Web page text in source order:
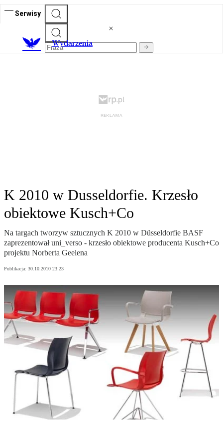
Serwisy
Wydarzenia
K 2010 w Dusseldorfie. Krzesło
obiektowe Kusch+Co
Na targach tworzyw sztucznych K 2010 w Düsseldorfie BASF
zaprezentował uni_verso - krzesło obiektowe producenta Kusch+Co
projektu Norberta Geelena
Publikacja: 30.10.2010 23:23